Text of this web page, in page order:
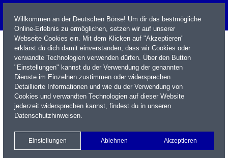
Name / WKN / ISIN / Kürzel
Xetra Realtime
Watchlist Portfolio Login
Willkommen an der Deutschen Börse! Um dir das bestmögliche
Online-Erlebnis zu ermöglichen, setzen wir auf unserer
Webseite Cookies ein. Mit dem Klicken auf "Akzeptieren"
erklärst du dich damit einverstanden, dass wir Cookies oder
verwandte Technologien verwenden dürfen. Über den Button
"Einstellungen" kannst du der Verwendung der genannten
Dienste im Einzelnen zustimmen oder widersprechen.
Detaillierte Informationen und wie du der Verwendung von
Cookies und verwandten Technologien auf dieser Website
jederzeit widersprechen kannst, findest du in unseren
Datenschutzhinweisen.
Einstellungen Ablehnen Akzeptieren